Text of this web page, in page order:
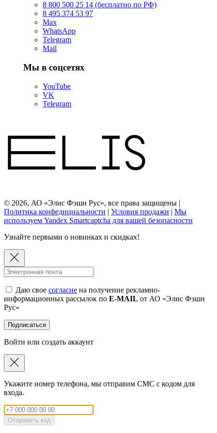
8 800 500 25 14 (бесплатно по РФ)
8 495 374 53 97
Max
WhatsApp
Telegram
Mail
Мы в соцсетях
YouTube
VK
Telegram
© 2026, АО «Элис Фэшн Рус», все права защищены |
Политика конфедициальности | Условия продажи | Мы
используем Yandex Smartcaptcha для вашей безопасности
Узнайте первыми о новинках и скидках!
Даю свое согласие на получение рекламно-
информационных рассылок по E-MAIL от АО «Элис Фэшн
Рус»
Подписаться
Войти или создать аккаунт
Укажите номер телефона, мы отправим СМС с кодом для
входа.
Отправить код